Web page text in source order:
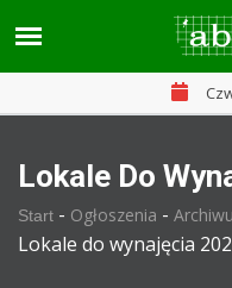
Lokale Do
Start - Ogłoszenia -
Lokale do wynajęcia